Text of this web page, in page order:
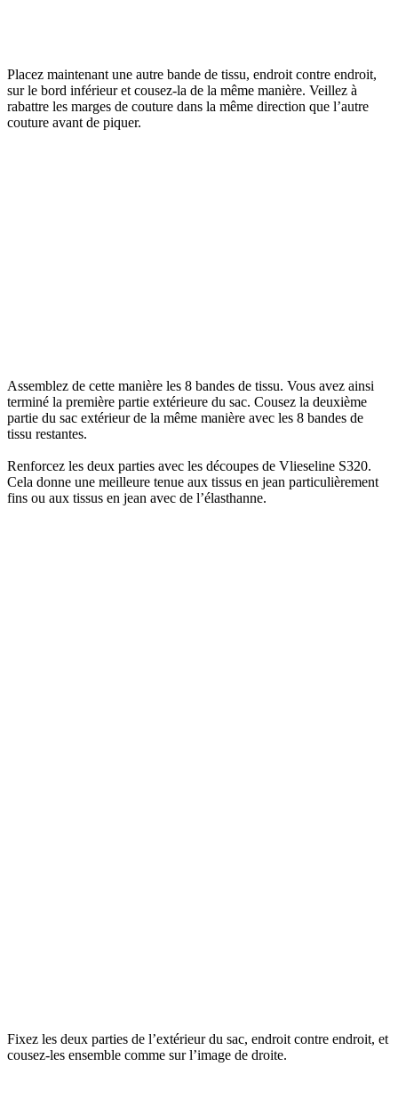
Placez maintenant une autre bande de tissu, endroit contre endroit,
sur le bord inférieur et cousez-la de la même manière. Veillez à
rabattre les marges de couture dans la même direction que l’autre
couture avant de piquer.
Assemblez de cette manière les 8 bandes de tissu. Vous avez ainsi
terminé la première partie extérieure du sac. Cousez la deuxième
partie du sac extérieur de la même manière avec les 8 bandes de
tissu restantes.
Renforcez les deux parties avec les découpes de Vlieseline S320.
Cela donne une meilleure tenue aux tissus en jean particulièrement
fins ou aux tissus en jean avec de l’élasthanne.
Fixez les deux parties de l’extérieur du sac, endroit contre endroit, et
cousez-les ensemble comme sur l’image de droite.